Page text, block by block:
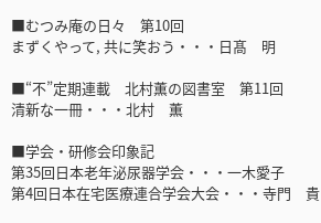
■むつみ庵の日々 第10回
まずくやって, 共に笑おう・・・日髙 明
■“不”定期連載 北村薫の図書室 第11回
清新な一冊・・・北村 薫
■学会・研修会印象記
第35回日本老年泌尿器学会・・・一木愛子
第4回日本在宅医療連合学会大会・・・寺門 貴